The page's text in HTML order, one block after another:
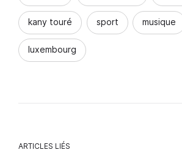
kany touré sport musique
luxembourg
ARTICLES LIÉS